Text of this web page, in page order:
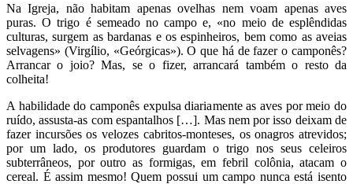
Na Igreja, não habitam apenas ovelhas nem voam apenas aves
puras. O trigo é semeado no campo e, «no meio de esplêndidas
culturas, surgem as bardanas e os espinheiros, bem como as aveias
selvagens» (Virgílio, «Geórgicas»). O que há de fazer o camponês?
Arrancar o joio? Mas, se o fizer, arrancará também o resto da
colheita!
A habilidade do camponês expulsa diariamente as aves por meio do
ruído, assusta-as com espantalhos […]. Mas nem por isso deixam de
fazer incursões os velozes cabritos-monteses, os onagros atrevidos;
por um lado, os produtores guardam o trigo nos seus celeiros
subterrâneos, por outro as formigas, em febril colônia, atacam o
cereal. É assim mesmo! Quem possui um campo nunca está isento